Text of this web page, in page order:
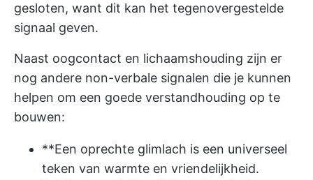
gesloten, want dit kan het tegenovergestelde
signaal geven.
Naast oogcontact en lichaamshouding zijn er
nog andere non-verbale signalen die je kunnen
helpen om een goede verstandhouding op te
bouwen:
**Een oprechte glimlach is een universeel
teken van warmte en vriendelijkheid.